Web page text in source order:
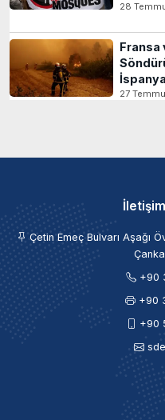
28
Fransa
27
Çetin Emeç Bulvarı Aşağı
+90
+90
+90